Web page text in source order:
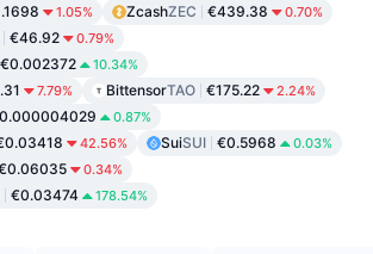
1.05% ZcashZEC €439.38 0.70%
€46.92 0.79%
€0.002372 10.34%
7.79% BittensorTAO €175.22 2.24%
0.87%
42.56% SuiSUI €0.5968 0.03%
0.34%
€0.03474 178.54%